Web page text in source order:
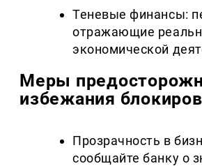
Теневые финансы:
отражающие
экономической
Меры
избежания
Прозрачность в
сообщайте банку о